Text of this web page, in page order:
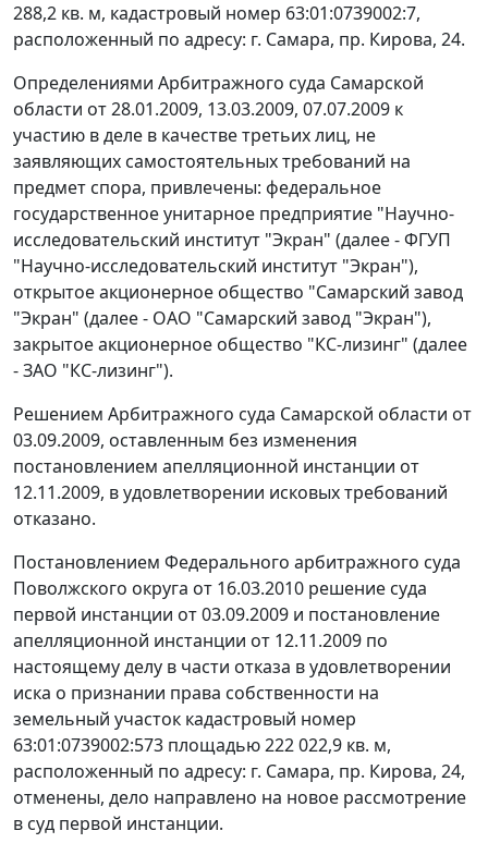
288,2 кв. м, кадастровый номер 63:01:0739002:7,
расположенный по адресу: г. Самара, пр. Кирова, 24.
Определениями Арбитражного суда Самарской
области от 28.01.2009, 13.03.2009, 07.07.2009 к
участию в деле в качестве третьих лиц, не
заявляющих самостоятельных требований на
предмет спора, привлечены: федеральное
государственное унитарное предприятие "Научно-
исследовательский институт "Экран" (далее - ФГУП
"Научно-исследовательский институт "Экран"),
открытое акционерное общество "Самарский завод
"Экран" (далее - ОАО "Самарский завод "Экран"),
закрытое акционерное общество "КС-лизинг" (далее
- ЗАО "КС-лизинг").
Решением Арбитражного суда Самарской области от
03.09.2009, оставленным без изменения
постановлением апелляционной инстанции от
12.11.2009, в удовлетворении исковых требований
отказано.
Постановлением Федерального арбитражного суда
Поволжского округа от 16.03.2010 решение суда
первой инстанции от 03.09.2009 и постановление
апелляционной инстанции от 12.11.2009 по
настоящему делу в части отказа в удовлетворении
иска о признании права собственности на
земельный участок кадастровый номер
63:01:0739002:573 площадью 222 022,9 кв. м,
расположенный по адресу: г. Самара, пр. Кирова, 24,
отменены, дело направлено на новое рассмотрение
в суд первой инстанции.